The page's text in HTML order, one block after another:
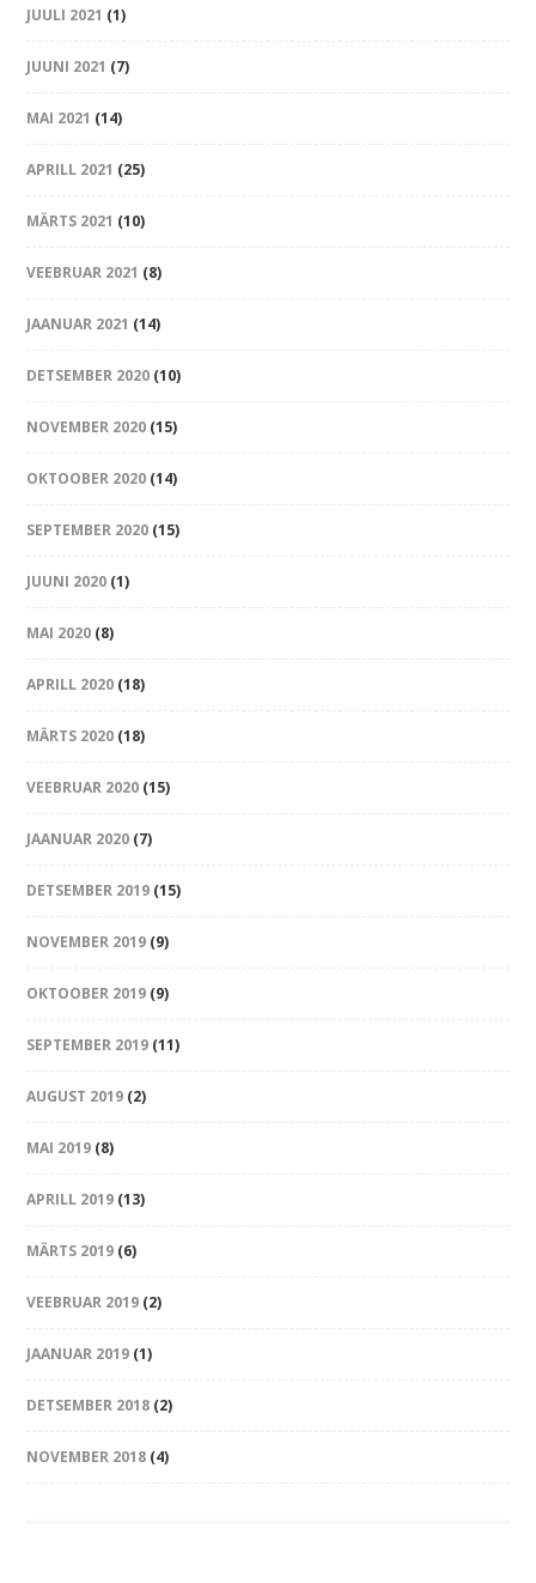
JUULI 2021 (1)
JUUNI 2021 (7)
MAI 2021 (14)
APRILL 2021 (25)
MÄRTS 2021 (10)
VEEBRUAR 2021 (8)
JAANUAR 2021 (14)
DETSEMBER 2020 (10)
NOVEMBER 2020 (15)
OKTOOBER 2020 (14)
SEPTEMBER 2020 (15)
JUUNI 2020 (1)
MAI 2020 (8)
APRILL 2020 (18)
MÄRTS 2020 (18)
VEEBRUAR 2020 (15)
JAANUAR 2020 (7)
DETSEMBER 2019 (15)
NOVEMBER 2019 (9)
OKTOOBER 2019 (9)
SEPTEMBER 2019 (11)
AUGUST 2019 (2)
MAI 2019 (8)
APRILL 2019 (13)
MÄRTS 2019 (6)
VEEBRUAR 2019 (2)
JAANUAR 2019 (1)
DETSEMBER 2018 (2)
NOVEMBER 2018 (4)